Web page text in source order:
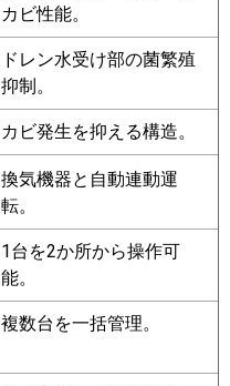
カビ性能。
ドレン水受け部の菌繁殖
抑制。
カビ発生を抑える構造。
換気機器と自動連動運
転。
1台を2か所から操作可
能。
複数台を一括管理。